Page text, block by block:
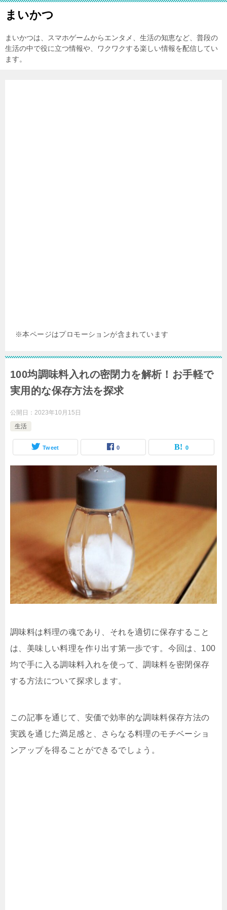
まいかつ
まいかつは、スマホゲームからエンタメ、生活の知恵など、普段の
生活の中で役に立つ情報や、ワクワクする楽しい情報を配信してい
ます。
※本ページはプロモーションが含まれています
100均調味料入れの密閉力を解析！お手軽で
実用的な保存方法を探求
公開日： 2023年10月15日
生活
Tweet 0 0
調味料は料理の魂であり、それを適切に保存すること
は、美味しい料理を作り出す第一歩です。今回は、100
均で手に入る調味料入れを使って、調味料を密閉保存
する方法について探求します。
この記事を通じて、安価で効率的な調味料保存方法の
実践を通じた満足感と、さらなる料理のモチベーショ
ンアップを得ることができるでしょう。